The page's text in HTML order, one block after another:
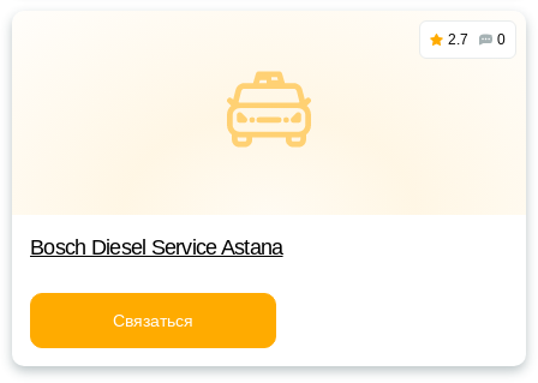
2.7 0
Bosch Diesel Service Astana
Связаться